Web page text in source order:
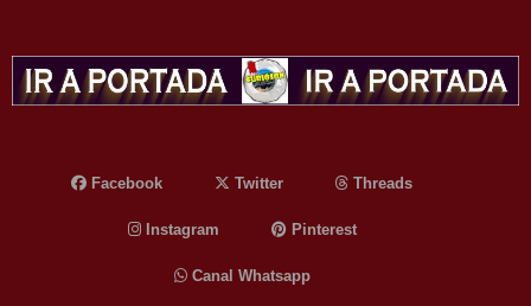
Facebook Twitter Threads
Instagram Pinterest
Canal Whatsapp